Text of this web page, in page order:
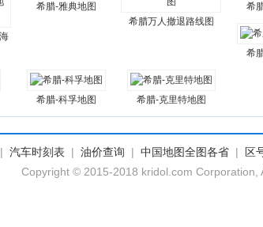
希腊-雅典地图
希腊万人撤退路线图
希
希
希腊-科孚地图 希腊-克里特地图
| 汽车时刻表 | 油价查询 | 中国地图全图各省 | 区
Copyright © 2015-2018 kridol.com Corporation,